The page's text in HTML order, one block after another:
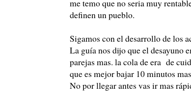
me temo que no seria muy
definen un pueblo.
Sigamos con el desarrollo de los
La guía nos dijo que el desayuno
parejas mas. la cola de era de
que es mejor bajar 10 minutos
No por llegar antes vas ir mas